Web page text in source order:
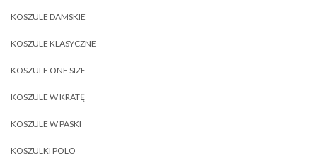
KOSZULE DAMSKIE
KOSZULE KLASYCZNE
KOSZULE ONE SIZE
KOSZULE W KRATĘ
KOSZULE W PASKI
KOSZULKI POLO